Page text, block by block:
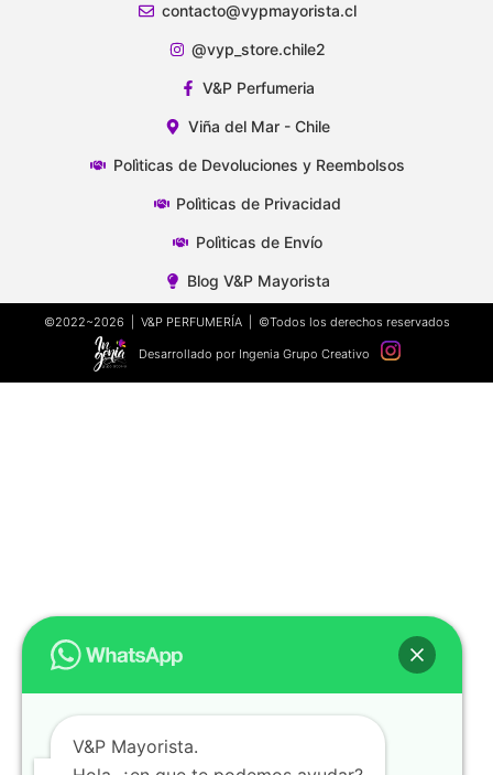
contacto@vypmayorista.cl
@vyp_store.chile2
V&P Perfumeria
Viña del Mar - Chile
Polìticas de Devoluciones y Reembolsos
Polìticas de Privacidad
Polìticas de Envío
Blog V&P Mayorista
©2022~2026 | V&P PERFUMERÍA | ©Todos los derechos reservados
Desarrollado por Ingenia Grupo Creativo
V&P Mayorista.